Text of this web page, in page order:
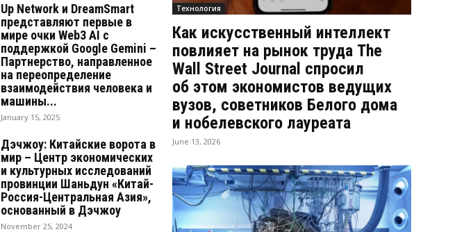
Up Network и DreamSmart
представляют первые в
мире очки Web3 AI с
поддержкой Google Gemini –
Партнерство, направленное
на переопределение
взаимодействия человека и
машины...
January 15, 2025
Дэчжоу: Китайские ворота в
мир – Центр экономических
и культурных исследований
провинции Шаньдун «Китай-
Россия-Центральная Азия»,
основанный в Дэчжоу
November 25, 2024
Технология
Как искусственный интеллект
повлияет на рынок труда The
Wall Street Journal спросил
об этом экономистов ведущих
вузов, советников Белого дома
и нобелевского лауреата
June 13, 2026